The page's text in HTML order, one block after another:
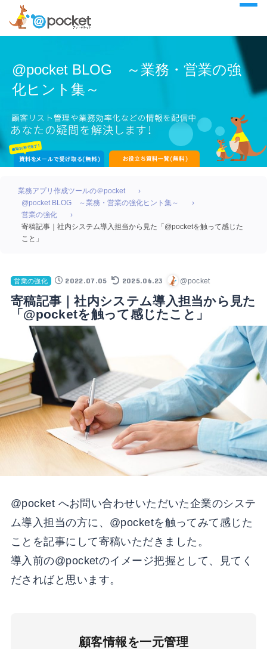
@pocket BLOG ～業務・営業の強
化ヒント集～
業務アプリ作成ツールの＠pocket
@pocket BLOG ～業務・営業の強化ヒント集～
営業の強化
寄稿記事｜社内システム導入担当から見た「@pocketを触って感じた
こと」
営業の強化 2022.07.05 2025.06.23 @pocket
寄稿記事｜社内システム導入担当から見た
「@pocketを触って感じたこと」
@pocket へお問い合わせいただいた企業のシステ
ム導入担当の方に、@pocketを触ってみて感じた
ことを記事にして寄稿いただきました。
導入前の@pocketのイメージ把握として、見てく
ださればと思います。
顧客情報を一元管理